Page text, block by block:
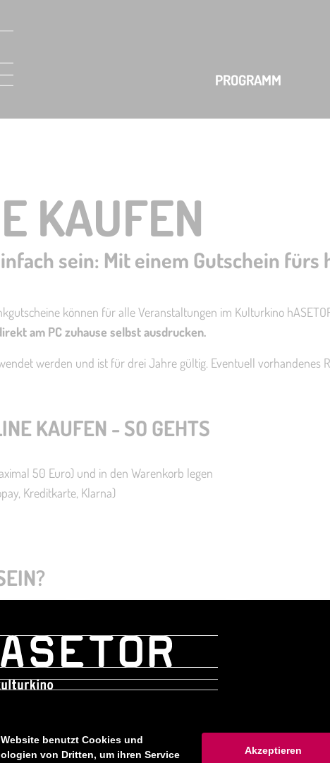
PROGRAMM
KAUFEN
sein: Mit einem Gutschein fürs
können für alle Veranstaltungen im Kulturkino
am PC zuhause selbst ausdrucken.
werden und ist für drei Jahre gültig. Eventuell vorhandenes
KAUFEN - SO GEHTS
50 Euro) und in den Warenkorb legen
Kreditkarte, Klarna)
Website benutzt Cookies und
von Dritten, um ihren Service
Akzeptieren